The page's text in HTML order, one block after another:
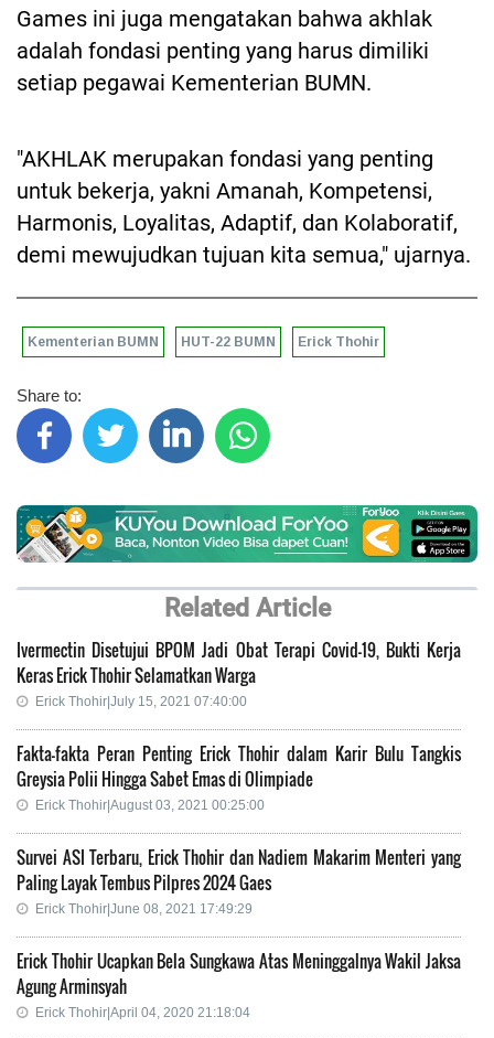
Games ini juga mengatakan bahwa akhlak
adalah fondasi penting yang harus dimiliki
setiap pegawai Kementerian BUMN.
"AKHLAK merupakan fondasi yang penting
untuk bekerja, yakni Amanah, Kompetensi,
Harmonis, Loyalitas, Adaptif, dan Kolaboratif,
demi mewujudkan tujuan kita semua," ujarnya.
Kementerian BUMN HUT-22 BUMN Erick Thohir
Share to:
Related Article
Ivermectin Disetujui BPOM Jadi Obat Terapi Covid-19, Bukti Kerja
Keras Erick Thohir Selamatkan Warga
Erick Thohir|July 15, 2021 07:40:00
Fakta-fakta Peran Penting Erick Thohir dalam Karir Bulu Tangkis
Greysia Polii Hingga Sabet Emas di Olimpiade
Erick Thohir|August 03, 2021 00:25:00
Survei ASI Terbaru, Erick Thohir dan Nadiem Makarim Menteri yang
Paling Layak Tembus Pilpres 2024 Gaes
Erick Thohir|June 08, 2021 17:49:29
Erick Thohir Ucapkan Bela Sungkawa Atas Meninggalnya Wakil Jaksa
Agung Arminsyah
Erick Thohir|April 04, 2020 21:18:04